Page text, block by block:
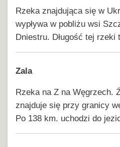
Rzeka znajdująca się w
wypływa w pobliżu wsi
Dniestru. Długość tej rzeki
Zala
Rzeka na Z na Węgrzech.
znajduje się przy granicy
Po 138 km. uchodzi do